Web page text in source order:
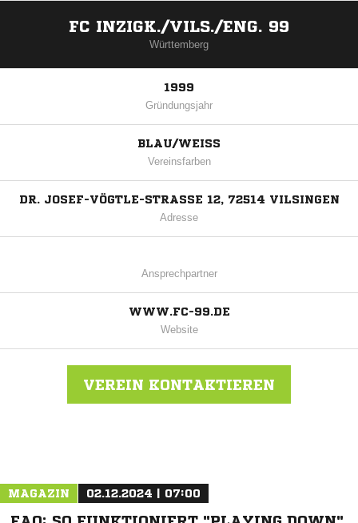
FC INZIGK./VILS./ENG. 99
Württemberg
1999
Gründungsjahr
BLAU/WEISS
Vereinsfarben
DR. JOSEF-VÖGTLE-STRASSE 12, 72514 VILSINGEN
Adresse
Ansprechpartner
WWW.FC-99.DE
Website
VEREIN KONTAKTIEREN
MAGAZIN 02.12.2024 | 07:00